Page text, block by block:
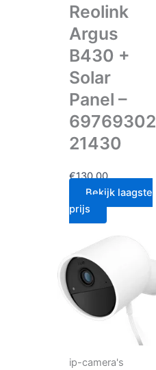
Reolink
Argus
B430 +
Solar
Panel –
69769302
21430
€130.00
Bekijk laagste
prijs
ip-camera's